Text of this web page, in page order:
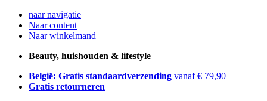
naar navigatie
Naar content
Naar winkelmand
Beauty, huishouden & lifestyle
België: Gratis standaardverzending vanaf € 79,90
Gratis retourneren